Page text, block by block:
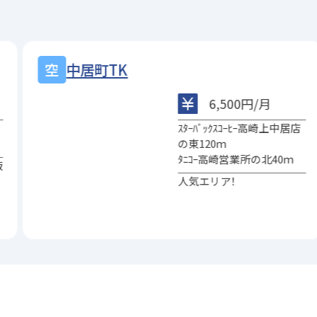
中居町TK
6,500円/月
ｽﾀｰﾊﾞｯｸｽｺｰﾋｰ高崎上中居店
の東120ｍ
ﾀﾆｺｰ高崎営業所の北40ｍ
人気エリア！